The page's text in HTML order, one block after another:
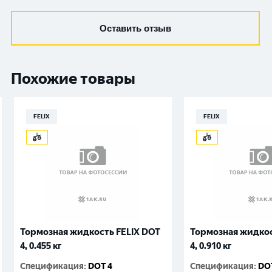
Оставить отзыв
Похожие товары
FELIX
Тормозная жидкость FELIX DOT
4, 0.455 кг
Спецификация: DOT 4
FELIX
Тормозная
4, 0.910 кг
Спецификация: